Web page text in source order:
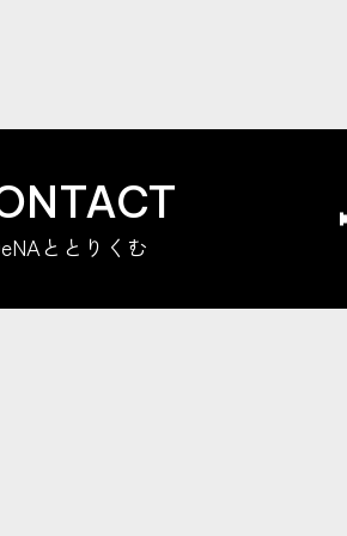
ととりくむ